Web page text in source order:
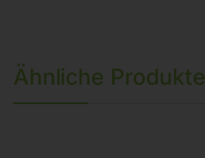
Ähnliche Produkte